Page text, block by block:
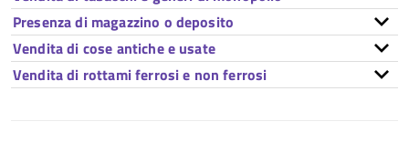
Presenza di magazzino o deposito
Vendita di cose antiche e usate
Vendita di rottami ferrosi e non ferrosi